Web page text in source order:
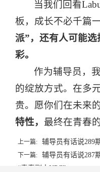
当我们回看
板，成长不必千篇
派”，还有人可能
彩。
作为辅导员，
的绽放方式。在多
贵。愿你们在未来
特性， 最终在青春
上一篇: 辅导员有话说289
下一篇:
辅导员有话说287
“青春副本NPC”